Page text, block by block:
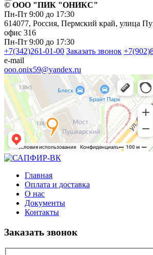
© ОOO "ПИК "ОНИКС"
Пн-Пт 9:00 до 17:30
614077, Россия, Пермский край, улица
офис 316
Пн-Пт 9:00 до 17:30
+7(342)261-01-00 Заказать звонок
e-mail
ooo.onix59@yandex.ru
Главная
Оплата и доставка
О нас
Документы
Контакты
Заказать звонок